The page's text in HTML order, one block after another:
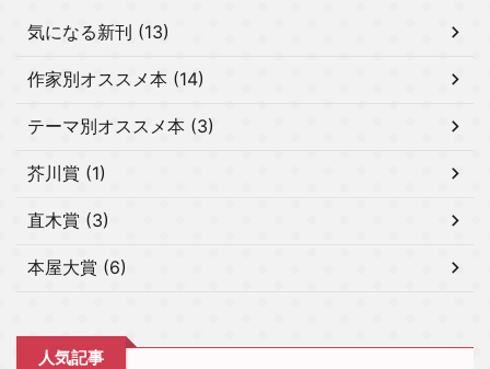
気になる新刊 (13)
作家別オススメ本 (14)
テーマ別オススメ本 (3)
芥川賞 (1)
直木賞 (3)
本屋大賞 (6)
人気記事